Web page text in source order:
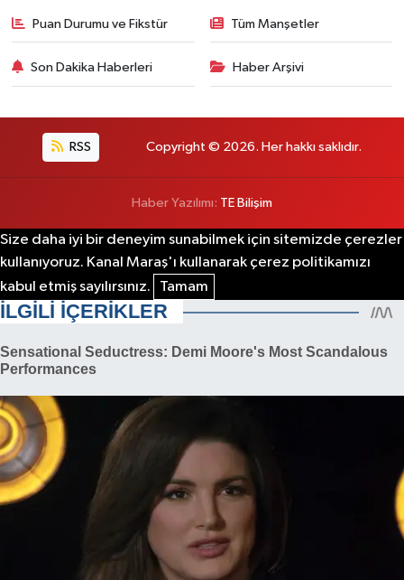
Puan Durumu ve Fikstür Tüm Manşetler
Son Dakika Haberleri Haber Arşivi
RSS Copyright © 2026. Her hakkı saklıdır.
Haber Yazılımı: TE Bilişim
Size daha iyi bir deneyim sunabilmek için sitemizde çerezler
kullanıyoruz. Kanal Maraş'ı kullanarak çerez politikamızı
kabul etmiş sayılırsınız.
Tamam